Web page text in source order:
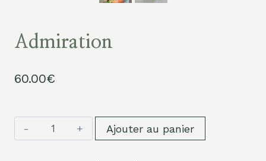
Admiration
60.00€
quantité
de
Ajouter au panier